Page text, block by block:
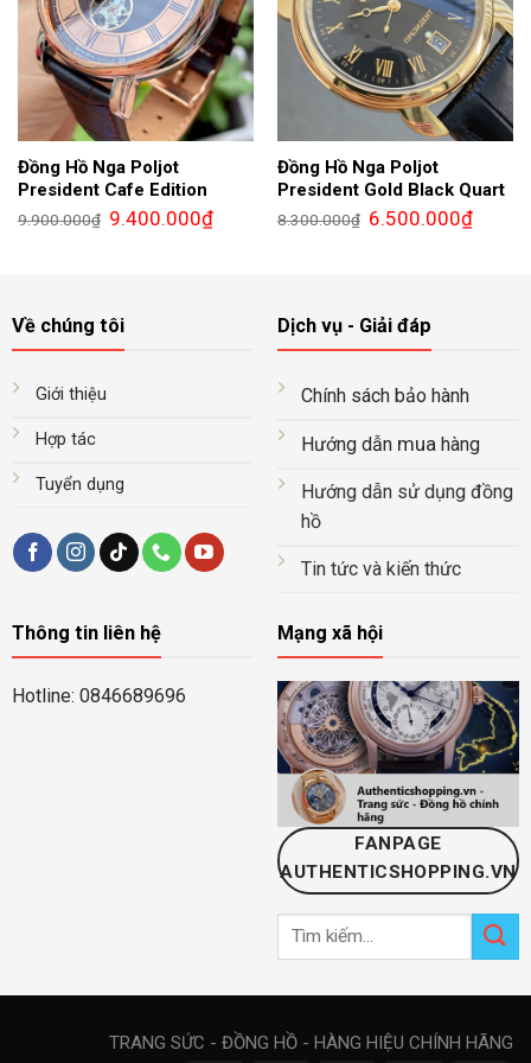
Đồng Hồ Nga Poljot
President Cafe Edition
9.900.000₫ Giá
gốc
9.400.000₫Giá
hiện
Đồng Hồ Nga Poljot
President Gold Black Quart
8.300.000₫ Giá
gốc
6.500.000₫Giá
hiện
Về chúng tôi
Giới thiệu
Hợp tác
Tuyển dụng
Dịch vụ - Giải đáp
Chính sách bảo hành
Hướng dẫn muahàng
Hướng dẫn sử dụng đồng
hồ
Tin tức và kiến thức
Thông tin liên hệ
Hotline: 0846689696
Mạng xã hội
FANPAGE
AUTHENTICSHOPPING.VN
Tìm
TRANG SỨC - ĐỒNG HỒ - HÀNG HIỆU CHÍNH HÃNG